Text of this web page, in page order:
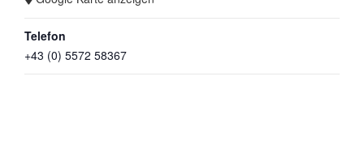
Telefon
+43 (0) 5572 58367